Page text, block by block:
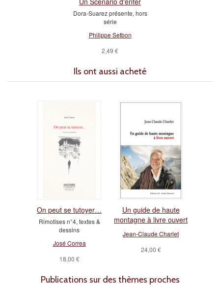
Dora-Suarez présente, hors
série
Philippe Setbon
2,49 €
Ils ont aussi acheté
On peut se tutoyer…
Rimotises n°4, textes &
dessins
José Correa
18,00 €
Un guide de haute
montagne à livre ouvert
Jean-Claude Charlet
24,00 €
Publications sur des thèmes proches